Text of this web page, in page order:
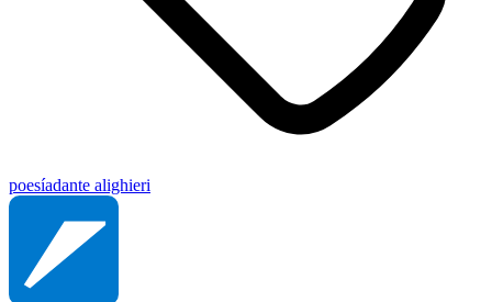
poesíadante alighieri